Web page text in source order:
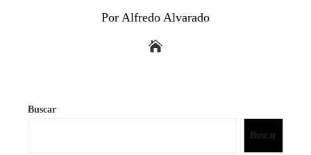
Por Alfredo Alvarado
Buscar
Buscar